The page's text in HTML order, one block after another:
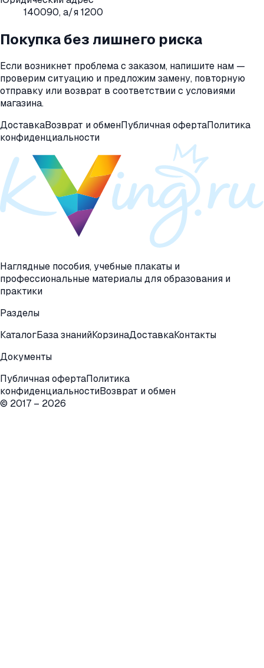
140090, а/я 1200
Покупка без лишнего риска
Если возникнет проблема с заказом, напишите нам —
проверим ситуацию и предложим замену, повторную
отправку или возврат в соответствии с условиями
магазина.
ДоставкаВозврат и обменПубличная офертаПолитика
конфиденциальности
Наглядные пособия, учебные плакаты и
профессиональные материалы для образования и
практики
Разделы
КаталогБаза знанийКорзинаДоставкаКонтакты
Документы
Публичная офертаПолитика
конфиденциальностиВозврат и обмен
© 2017 – 2026